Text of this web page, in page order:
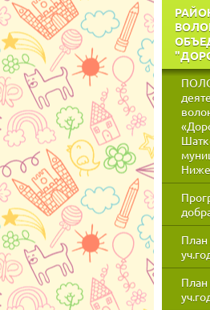
План
План